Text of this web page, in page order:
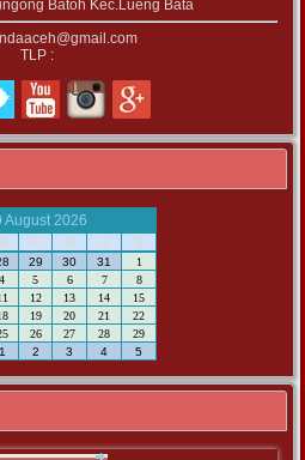
Batoh Kec.Lueng Bata
TLP :
August 2026
S R K J S
29 30 31
1
4 5 6 7
8
12 13 14
15
19 20 21
22
26 27 28
29
1 2 3 4 5